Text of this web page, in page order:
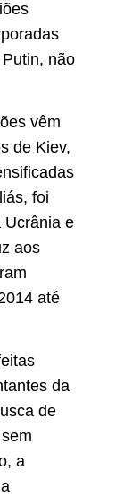
não
vêm
de Kiev,
foi
Ucrânia e
aos
até
da
de
a